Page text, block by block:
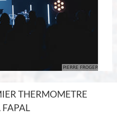
THERMOMETRE
FAPAL